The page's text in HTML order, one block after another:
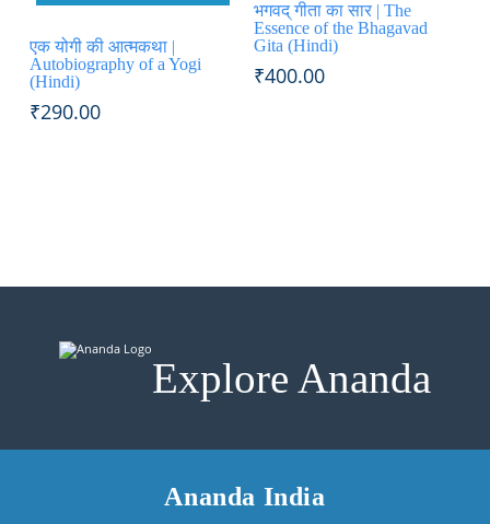
एक योगी की आत्मकथा |
Autobiography of a Yogi
(Hindi)
₹290.00
भगवद् गीता का सार | The
Essence of the Bhagavad
Gita (Hindi)
₹400.00
Explore Ananda
Ananda India